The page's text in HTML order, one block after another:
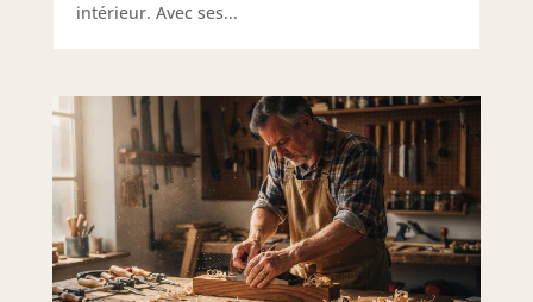
intérieur. Avec ses...